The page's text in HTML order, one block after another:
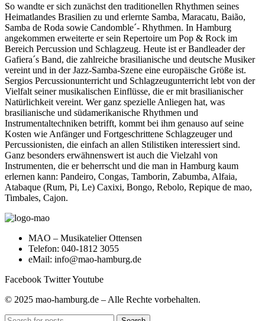
So wandte er sich zunächst den traditionellen Rhythmen seines
Heimatlandes Brasilien zu und erlernte Samba, Maracatu, Baião,
Samba de Roda sowie Candomble´- Rhythmen. In Hamburg
angekommen erweiterte er sein Repertoire um Pop & Rock im
Bereich Percussion und Schlagzeug. Heute ist er Bandleader der
Gafiera´s Band, die zahlreiche brasilianische und deutsche Musiker
vereint und in der Jazz-Samba-Szene eine europäische Größe ist.
Sergios Percussionunterricht und Schlagzeugunterricht lebt von der
Vielfalt seiner musikalischen Einflüsse, die er mit brasilianischer
Natürlichkeit vereint. Wer ganz spezielle Anliegen hat, was
brasilianische und südamerikanische Rhythmen und
Instrumentaltechniken betrifft, kommt bei ihm genauso auf seine
Kosten wie Anfänger und Fortgeschrittene Schlagzeuger und
Percussionisten, die einfach an allen Stilistiken interessiert sind.
Ganz besonders erwähnenswert ist auch die Vielzahl von
Instrumenten, die er beherrscht und die man in Hamburg kaum
erlernen kann: Pandeiro, Congas, Tamborin, Zabumba, Alfaia,
Atabaque (Rum, Pi, Le) Caxixi, Bongo, Rebolo, Repique de mao,
Timbales, Cajon.
MAO – Musikatelier Ottensen
Telefon: 040-1812 3055
eMail: info@mao-hamburg.de
Facebook TwitterYoutube
© 2025 mao-hamburg.de – Alle Rechte vorbehalten.